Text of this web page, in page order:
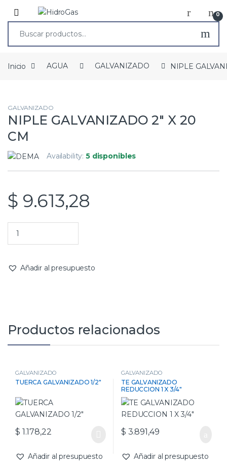
0
Inicio AGUA GALVANIZADO NIPLE
GALVANIZADO
NIPLE GALVANIZADO 2″ X 20
CM
Availability:5 disponibles
$ 9.613,28
Añadir al presupuesto
Productos relacionados
GALVANIZADO
TUERCA GALVANIZADO 1/2″
$ 1.178,22
Añadir al presupuesto
GALVANIZADO
TE GALVANIZADO
REDUCCION 1 X 3/4″
$ 3.891,49
Añadir al presupuesto